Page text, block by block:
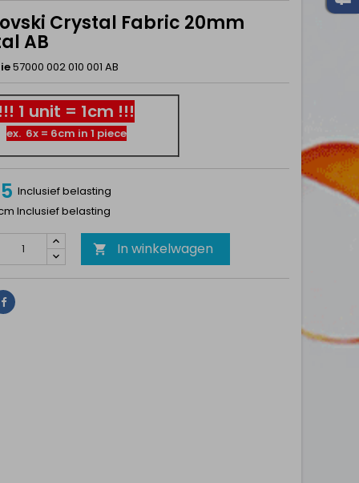
Crystal Fabric 20mm
AB
57000 002 010 001 AB
1 unit = 1cm !!!
ex. 6x = 6cm in 1 piece
Inclusief belasting
Inclusief belasting
 In winkelwagen
Delen